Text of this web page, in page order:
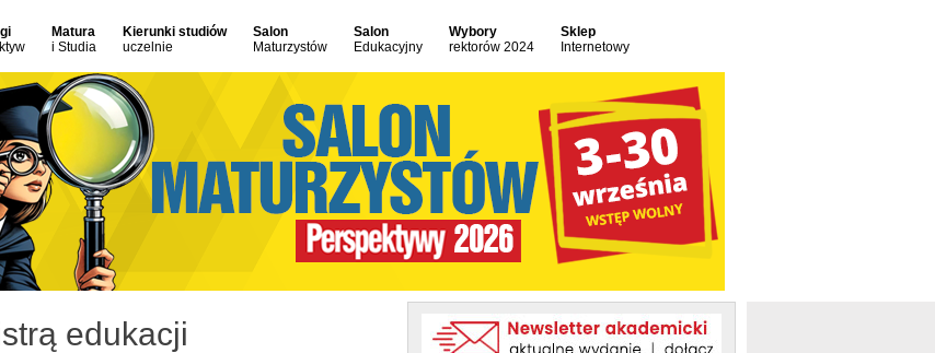
Matura
i Studia
Kierunki studiów
uczelnie
Salon
Maturzystów
Salon
Edukacyjny
Wybory
rektorów 2024
Sklep
Internetowy
edukacji